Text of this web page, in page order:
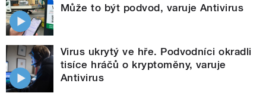
Může to být podvod, varuje Antivirus
Virus ukrytý ve hře. Podvodníci okradli
tisíce hráčů o kryptoměny, varuje
Antivirus